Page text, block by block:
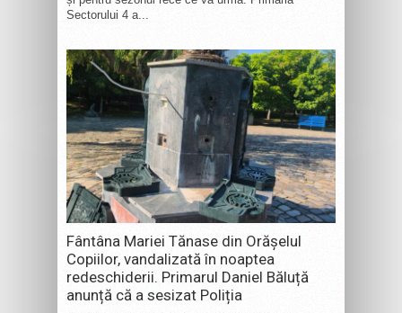
Sectorului 4 a...
Fântâna Mariei Tănase din Orășelul
Copiilor, vandalizată în noaptea
redeschiderii. Primarul Daniel Băluță
anunță că a sesizat Poliția